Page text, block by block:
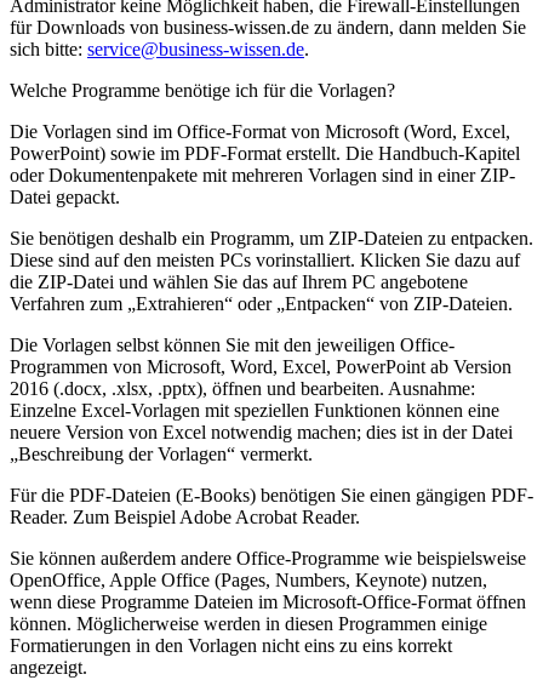
Administrator keine Möglichkeit haben, die Firewall-Einstellungen
für Downloads von business-wissen.de zu ändern, dann melden Sie
sich bitte: service@business-wissen.de.
Welche Programme benötige ich für die Vorlagen?
Die Vorlagen sind im Office-Format von Microsoft (Word, Excel,
PowerPoint) sowie im PDF-Format erstellt. Die Handbuch-Kapitel
oder Dokumentenpakete mit mehreren Vorlagen sind in einer ZIP-
Datei gepackt.
Sie benötigen deshalb ein Programm, um ZIP-Dateien zu entpacken.
Diese sind auf den meisten PCs vorinstalliert. Klicken Sie dazu auf
die ZIP-Datei und wählen Sie das auf Ihrem PC angebotene
Verfahren zum „Extrahieren“ oder „Entpacken“ von ZIP-Dateien.
Die Vorlagen selbst können Sie mit den jeweiligen Office-
Programmen von Microsoft, Word, Excel, PowerPoint ab Version
2016 (.docx, .xlsx, .pptx), öffnen und bearbeiten. Ausnahme:
Einzelne Excel-Vorlagen mit speziellen Funktionen können eine
neuere Version von Excel notwendig machen; dies ist in der Datei
„Beschreibung der Vorlagen“ vermerkt.
Für die PDF-Dateien (E-Books) benötigen Sie einen gängigen PDF-
Reader. Zum Beispiel Adobe Acrobat Reader.
Sie können außerdem andere Office-Programme wie beispielsweise
OpenOffice, Apple Office (Pages, Numbers, Keynote) nutzen,
wenn diese Programme Dateien im Microsoft-Office-Format öffnen
können. Möglicherweise werden in diesen Programmen einige
Formatierungen in den Vorlagen nicht eins zu eins korrekt
angezeigt.